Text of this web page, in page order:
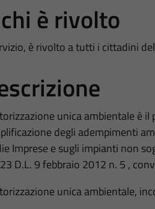
è rivolto
è rivolto a tutti i cittadini
unica ambientale è
degli adempimenti
Imprese e sugli impianti non
D.L. 9 febbraio 2012 n. 5 ,
unica ambientale,